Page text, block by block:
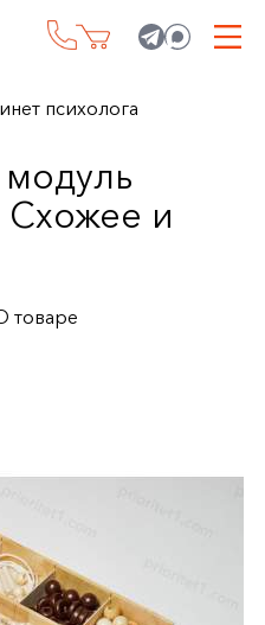
психолога
и
товаре